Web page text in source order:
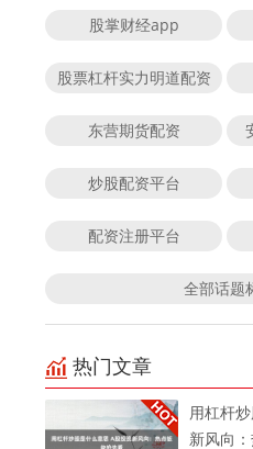
股掌财经app
股票杠杆实力明道配资
东营期货配资
炒股配资平台
配资注册平台
全部话题
热门文章
用杠杆
新风向